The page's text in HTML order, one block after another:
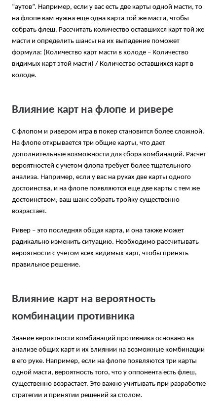
“аутов”. Например, если у вас есть две карты одной масти, то
на флопе вам нужна еще одна карта той же масти, чтобы
собрать флеш. Рассчитать количество оставшихся карт той же
масти и определить шансы на их выпадение поможет
формула: (Количество карт масти в колоде – Количество
видимых карт этой масти) / Количество оставшихся карт в
колоде.
Влияние карт на флопе и ривере
С флопом и ривером игра в покер становится более сложной.
На флопе открывается три общие карты, что дает
дополнительные возможности для сбора комбинаций. Расчет
вероятностей с учетом флопа требует более тщательного
анализа. Например, если у вас на руках две карты одного
достоинства, и на флопе появляются еще две карты с тем же
достоинством, ваш шанс собрать тройку существенно
возрастает.
Ривер – это последняя общая карта, и она также может
радикально изменить ситуацию. Необходимо рассчитывать
вероятности с учетом всех видимых карт, чтобы принять
правильное решение.
Влияние карт на вероятность
комбинации противника
Знание вероятности комбинаций противника основано на
анализе общих карт и их влиянии на возможные комбинации
в его руке. Например, если на флопе появляются три карты
одной масти, вероятность того, что у оппонента есть флеш,
существенно возрастает. Это важно учитывать при разработке
стратегии и принятии решений за столом.